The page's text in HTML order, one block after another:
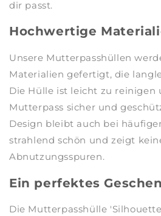
dir passt.
Hochwertige
Unsere Mutterpasshüllen
Materialien gefertigt, die
Die Hülle ist leicht zu reinigen
Mutterpass sicher und
Design bleibt auch bei
strahlend schön und zeigt
Abnutzungsspuren.
Ein perfektes
Die Mutterpasshülle